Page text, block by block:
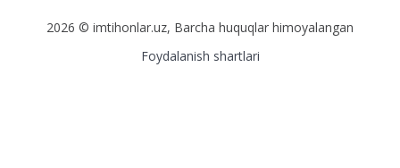
2026 © imtihonlar.uz, Barcha huquqlar himoyalangan
Foydalanish shartlari